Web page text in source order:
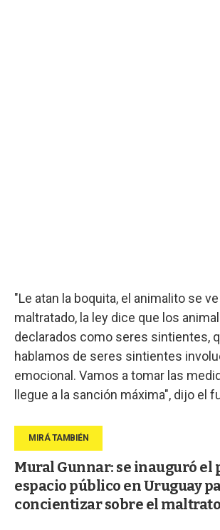
"Le atan la boquita, el animalito se
maltratado, la ley dice que los
declarados como seres sintientes,
hablamos de seres sintientes
emocional. Vamos a tomar las
llegue a la sanción máxima", dijo el
Mural Gunnar: se inauguró el
espacio público en Uruguay
concientizar sobre el